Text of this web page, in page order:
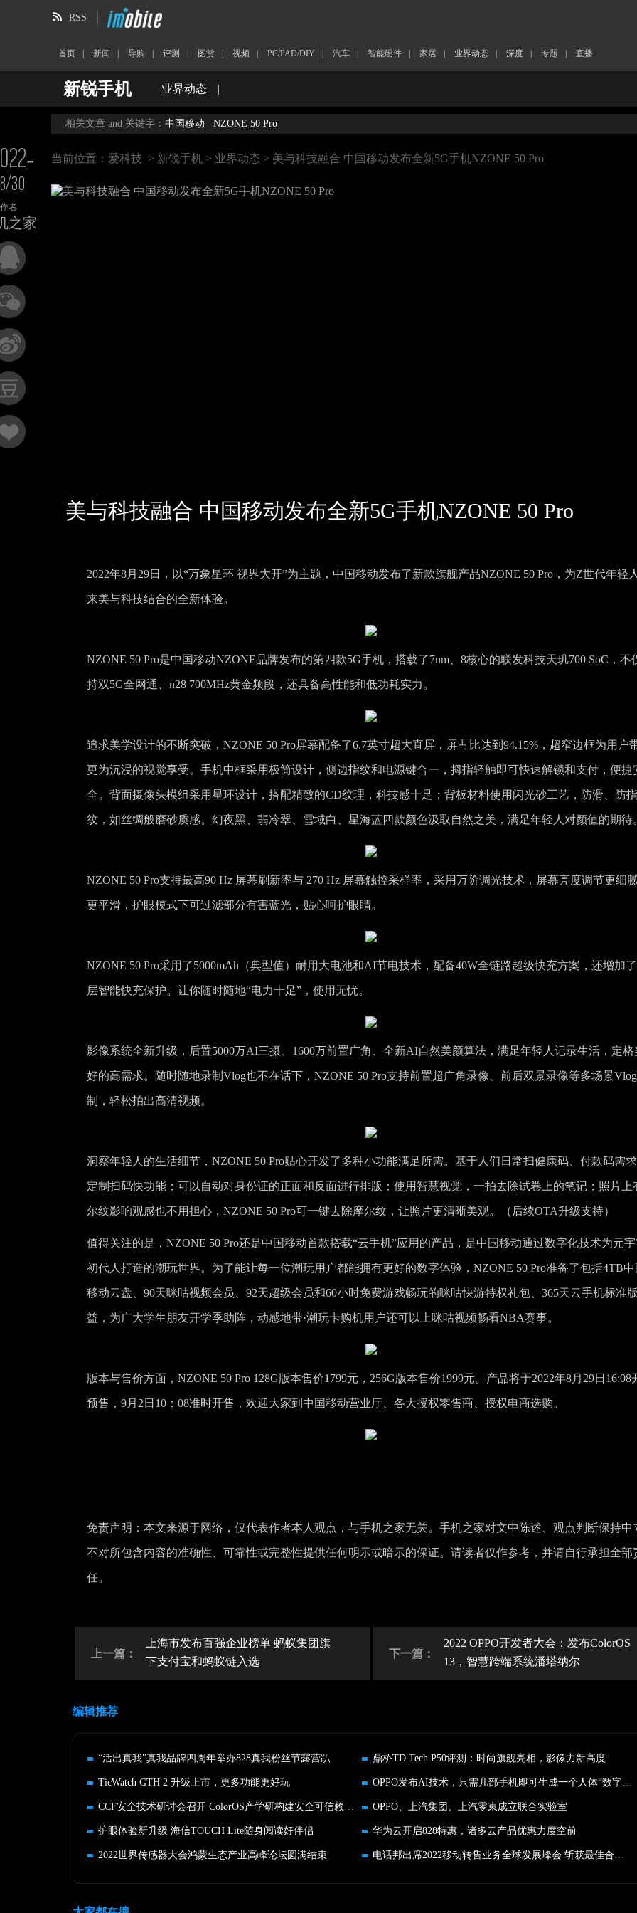
RSS
首页 新闻 导购 评测 图赏 视频 PC/PAD/DIY 汽车 智能硬件 家居 业界动态 深度 专题 直播
新锐手机 业界动态 |
30
作者
之家
相关文章 and 关键字： 中国移动 NZONE 50 Pro
当前位置： 爱科技 > 新锐手机 > 业界动态 > 美与科技融合 中国移动发布全新5G手机NZONE 50 Pro
美与科技融合 中国移动发布全新5G手机NZONE 50 Pro
2022年8月29日，以“万象星环 视界大开”为主题，中国移动发布了新款旗舰产品NZONE 50 Pro，为Z世代年轻
来美与科技结合的全新体验。
NZONE 50 Pro是中国移动NZONE品牌发布的第四款5G手机，搭载了7nm、8核心的联发科技天玑700 SoC，不
持双5G全网通、n28 700MHz黄金频段，还具备高性能和低功耗实力。
追求美学设计的不断突破，NZONE 50 Pro屏幕配备了6.7英寸超大直屏，屏占比达到94.15%，超窄边框为用户
更为沉浸的视觉享受。手机中框采用极简设计，侧边指纹和电源键合一，拇指轻触即可快速解锁和支付，便捷
全。背面摄像头模组采用星环设计，搭配精致的CD纹理，科技感十足；背板材料使用闪光砂工艺，防滑、防指
纹，如丝绸般磨砂质感。幻夜黑、翡冷翠、雪域白、星海蓝四款颜色汲取自然之美，满足年轻人对颜值的期待
NZONE 50 Pro支持最高90 Hz 屏幕刷新率与 270 Hz 屏幕触控采样率，采用万阶调光技术，屏幕亮度调节更细腻
更平滑，护眼模式下可过滤部分有害蓝光，贴心呵护眼睛。
NZONE 50 Pro采用了5000mAh（典型值）耐用大电池和AI节电技术，配备40W全链路超级快充方案，还增加了
层智能快充保护。让你随时随地“电力十足”，使用无忧。
影像系统全新升级，后置5000万AI三摄、1600万前置广角、全新AI自然美颜算法，满足年轻人记录生活，定格
好的高需求。随时随地录制Vlog也不在话下，NZONE 50 Pro支持前置超广角录像、前后双景录像等多场景
制，轻松拍出高清视频。
洞察年轻人的生活细节，NZONE 50 Pro贴心开发了多种小功能满足所需。基于人们日常扫健康码、付款码需求
定制扫码快功能；可以自动对身份证的正面和反面进行排版；使用智慧视觉，一拍去除试卷上的笔记；照片上
尔纹影响观感也不用担心，NZONE 50 Pro可一键去除摩尔纹，让照片更清晰美观。（后续OTA升级支持）
值得关注的是，NZONE 50 Pro还是中国移动首款搭载“云手机”应用的产品，是中国移动通过数字化技术为元
初代人打造的潮玩世界。为了能让每一位潮玩用户都能拥有更好的数字体验，NZONE 50 Pro准备了包括4TB中
移动云盘、90天咪咕视频会员、92天超级会员和60小时免费游戏畅玩的咪咕快游特权礼包、365天云手机标准
益，为广大学生朋友开学季助阵，动感地带·潮玩卡购机用户还可以上咪咕视频畅看NBA赛事。
版本与售价方面，NZONE 50 Pro 128G版本售价1799元，256G版本售价1999元。产品将于2022年8月29日16:08
预售，9月2日10：08准时开售，欢迎大家到中国移动营业厅、各大授权零售商、授权电商选购。
免责声明：本文来源于网络，仅代表作者本人观点，与手机之家无关。手机之家对文中陈述、观点判断保持中
不对所包含内容的准确性、可靠性或完整性提供任何明示或暗示的保证。请读者仅作参考，并请自行承担全部
任。
上一篇：
上海市发布百强企业榜单 蚂蚁集团旗
下支付宝和蚂蚁链入选
下一篇：
2022 OPPO开发者大会：发布ColorOS
13，智慧跨端系统潘塔纳尔
编辑推荐
“活出真我”真我品牌四周年举办828真我粉丝节露营趴 鼎桥TD Tech P50评测：时尚旗舰亮相，影像力新高度
TicWatch GTH 2 升级上市，更多功能更好玩 OPPO发布AI技术，只需几部手机即可生成一个人体“数字分身”
CCF安全技术研讨会召开 ColorOS产学研构建安全可信赖的泛在服务 OPPO、上汽集团、上汽零束成立联合实验室
护眼体验新升级 海信TOUCH Lite随身阅读好伴侣 华为云开启828特惠，诸多云产品优惠力度空前
2022世界传感器大会鸿蒙生态产业高峰论坛圆满结束 电话邦出席2022移动转售业务全球发展峰会 斩获最佳合作伙伴奖